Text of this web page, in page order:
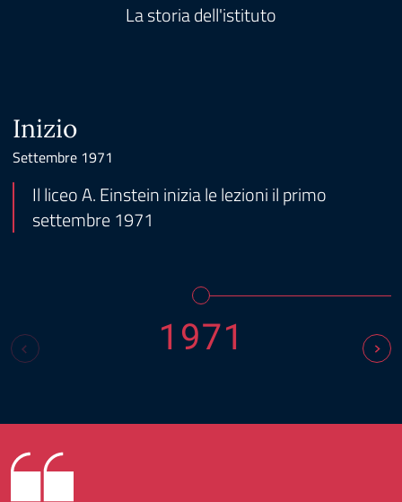
La storia dell'istituto
Inizio
Settembre 1971
Il liceo A. Einstein inizia le lezioni il primo
settembre 1971
1971